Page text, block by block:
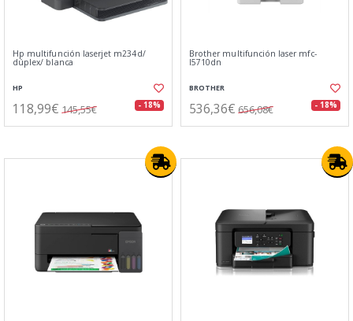
Hp multifunción laserjet m234d/
dúplex/ blanca
HP
118,99€ 145,55€ - 18%
Brother multifunción laser mfc-
l5710dn
BROTHER
536,36€ 656,08€ - 18%